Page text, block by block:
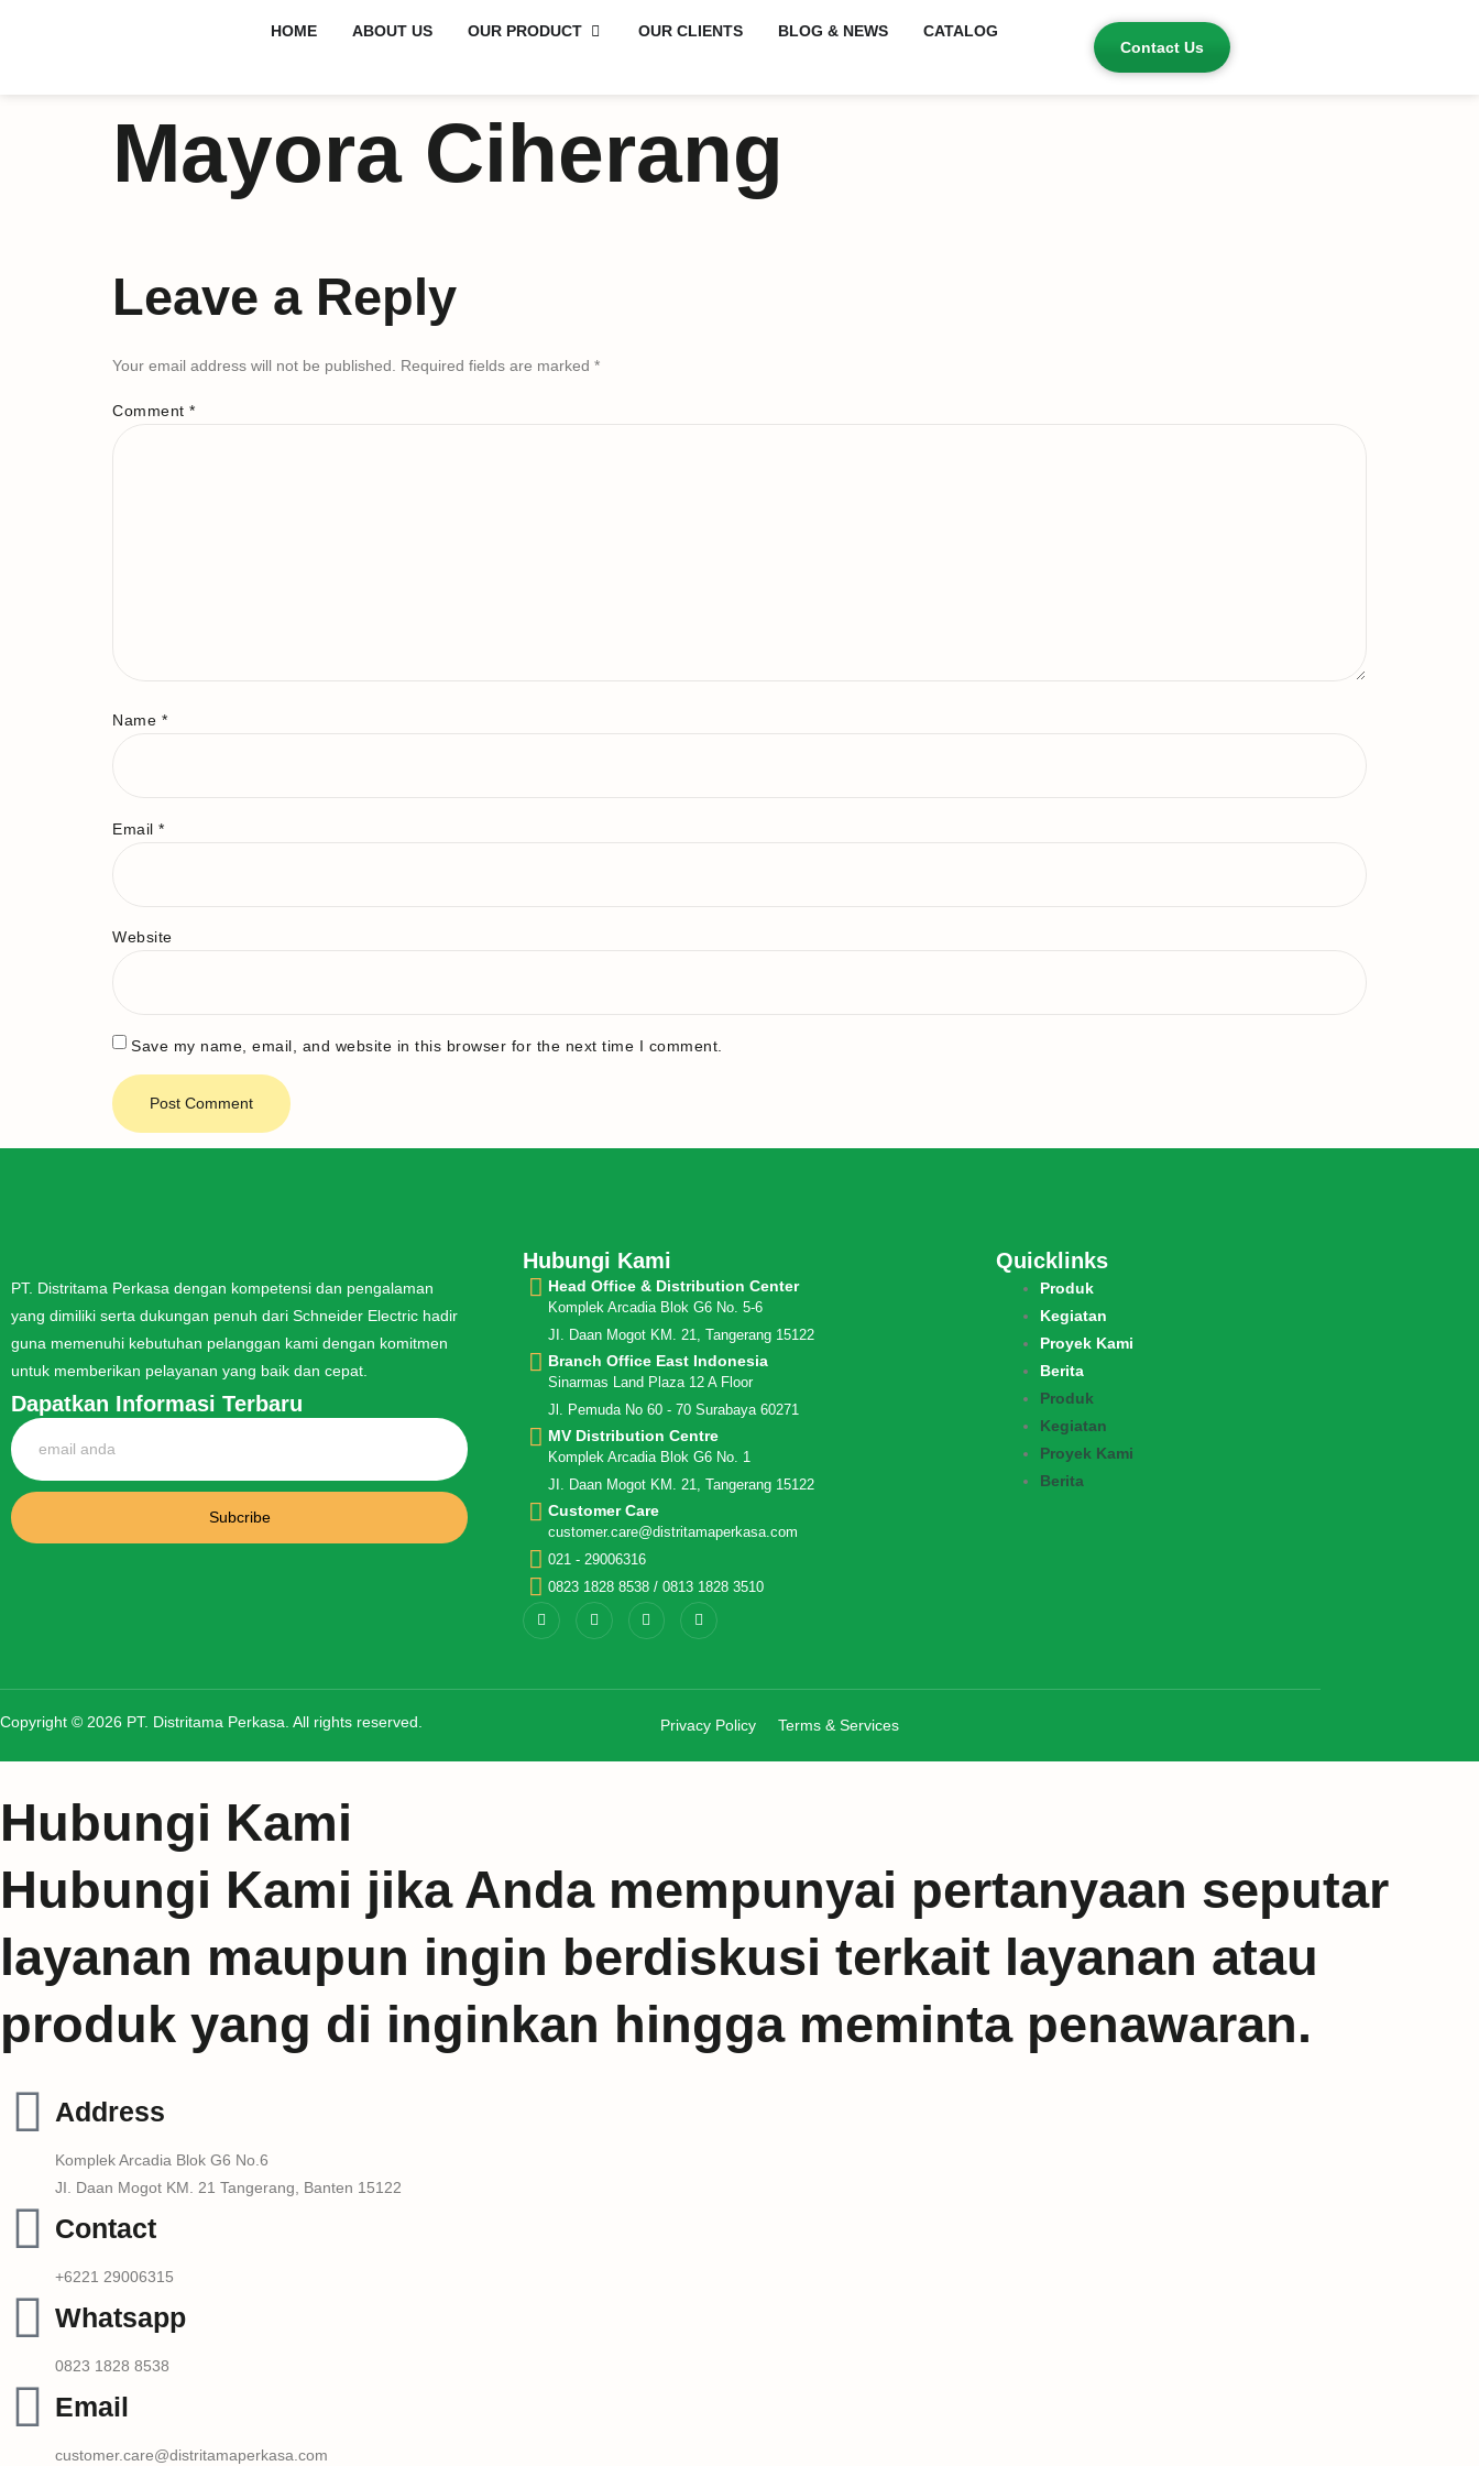
HOME ABOUT US OUR PRODUCT OUR CLIENTS BLOG & NEWS
CATALOG
Contact Us
Mayora Ciherang
Leave a Reply
Your email address will not be published. Required fields are marked *
Comment *
Name *
Email *
Website
Save my name, email, and website in this browser for the next time I comment.
PT. Distritama Perkasa dengan kompetensi dan pengalaman
yang dimiliki serta dukungan penuh dari Schneider Electric hadir
guna memenuhi kebutuhan pelanggan kami dengan komitmen
untuk memberikan pelayanan yang baik dan cepat.
Dapatkan Informasi Terbaru
Subcribe
Hubungi Kami
Head Office & Distribution Center
Komplek Arcadia Blok G6 No. 5-6
JI. Daan Mogot KM. 21, Tangerang 15122
Branch Office East Indonesia
Sinarmas Land Plaza 12 A Floor
Jl. Pemuda No 60 - 70 Surabaya 60271
MV Distribution Centre
Komplek Arcadia Blok G6 No. 1
JI. Daan Mogot KM. 21, Tangerang 15122
Customer Care
customer.care@distritamaperkasa.com
021 - 29006316
0823 1828 8538 / 0813 1828 3510
Quicklinks
Produk
Kegiatan
Proyek Kami
Berita
Produk
Kegiatan
Proyek Kami
Berita
Copyright © 2026 PT. Distritama Perkasa. All rights reserved. Privacy Policy Terms & Services
Hubungi Kami
Hubungi Kami jika Anda mempunyai pertanyaan seputar
layanan maupun ingin berdiskusi terkait layanan atau
produk yang di inginkan hingga meminta penawaran.
Address
Komplek Arcadia Blok G6 No.6
JI. Daan Mogot KM. 21 Tangerang, Banten 15122
Contact
+6221 29006315
Whatsapp
0823 1828 8538
Email
customer.care@distritamaperkasa.com